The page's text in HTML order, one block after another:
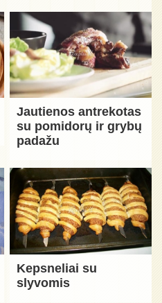
Jautienos antrekotas
su pomidorų ir grybų
padažu
Kepsneliai su
slyvomis